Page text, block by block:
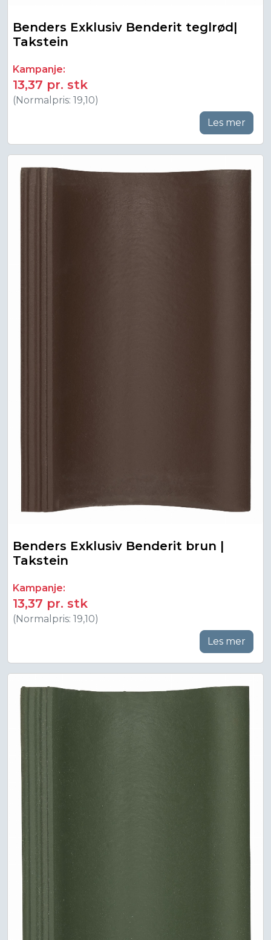
Benders Exklusiv Benderit teglrød|
Takstein
Kampanje:
13,37 pr. stk
(Normalpris: 19,10)
Les mer
Benders Exklusiv Benderit brun |
Takstein
Kampanje:
13,37 pr. stk
(Normalpris: 19,10)
Les mer